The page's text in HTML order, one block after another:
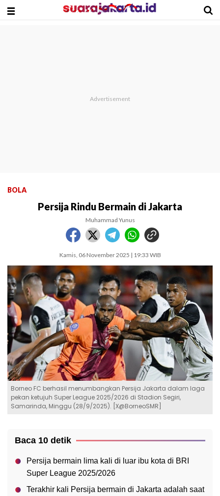
BOLA
Persija Rindu Bermain di Jakarta
Muhammad Yunus
Kamis, 06 November 2025 | 19:33 WIB
Borneo FC berhasil menumbangkan Persija Jakarta dalam laga
pekan ketujuh Super League 2025/2026 di Stadion Segiri,
Samarinda, Minggu (28/9/2025). [X@BorneoSMR]
Baca 10 detik
Persija bermain lima kali di luar ibu kota di BRI
Super League 2025/2026
Terakhir kali Persija bermain di Jakarta adalah saat